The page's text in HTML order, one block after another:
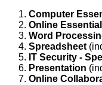
Computer
Online
Word
Spreadsheet
IT Security -
Presentation
Online